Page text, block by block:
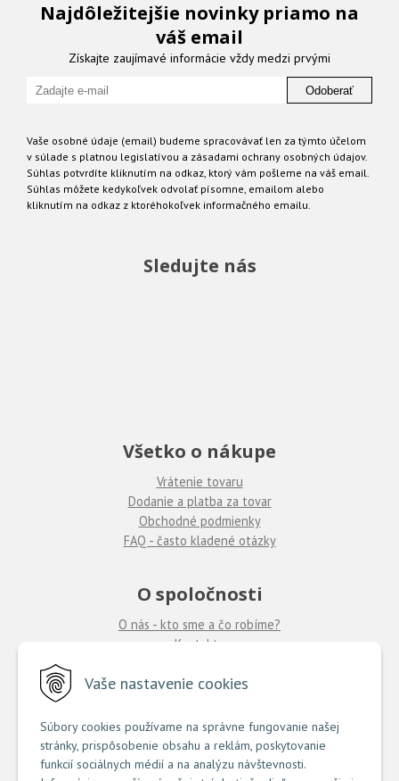
Vaše nastavenie cookies
Súbory cookies používame na správne fungovanie našej
stránky, prispôsobenie obsahu a reklám, poskytovanie
funkcií sociálnych médií a na analýzu návštevnosti.
Najdôležitejšie novinky priamo na
váš email
Získajte zaujímavé informácie vždy medzi prvými
Odoberať
Vaše osobné údaje (email) budeme spracovávať len za týmto účelom
v súlade s platnou legislatívou a zásadami ochrany osobných údajov.
Súhlas potvrdíte kliknutím na odkaz, ktorý vám pošleme na váš email.
Súhlas môžete kedykoľvek odvolať písomne, emailom alebo
kliknutím na odkaz z ktoréhokoľvek informačného emailu.
Sledujte nás
Všetko o nákupe
Vrátenie tovaru
Dodanie a platba za tovar
Obchodné podmienky
FAQ - často kladené otázky
O spoločnosti
O nás - kto sme a čo robíme?
Kontakty
Predajne COUTURE
TU nájdete zoznam našich predajní